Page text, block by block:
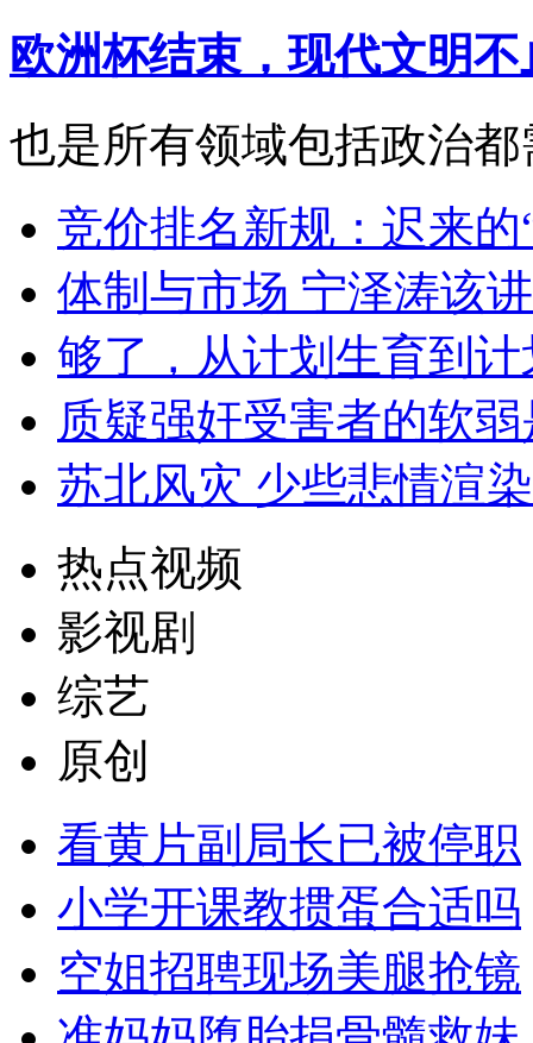
欧洲杯结束，现代文明不
也是所有领域包括政治
竞价排名新规：迟来的
体制与市场 宁泽涛该
够了，从计划生育到
质疑强奸受害者的软
苏北风灾 少些悲情渲
热点视频
影视剧
综艺
原创
看黄片副局长已被停职
小学开课教掼蛋合适吗
空姐招聘现场美腿抢镜